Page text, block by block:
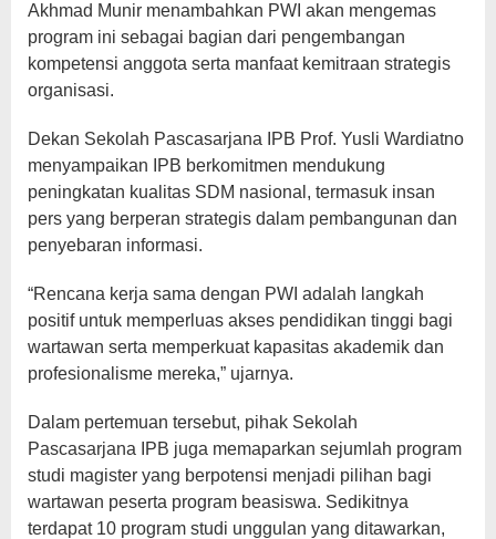
Akhmad Munir menambahkan PWI akan mengemas
program ini sebagai bagian dari pengembangan
kompetensi anggota serta manfaat kemitraan strategis
organisasi.
Dekan Sekolah Pascasarjana IPB Prof. Yusli Wardiatno
menyampaikan IPB berkomitmen mendukung
peningkatan kualitas SDM nasional, termasuk insan
pers yang berperan strategis dalam pembangunan dan
penyebaran informasi.
“Rencana kerja sama dengan PWI adalah langkah
positif untuk memperluas akses pendidikan tinggi bagi
wartawan serta memperkuat kapasitas akademik dan
profesionalisme mereka,” ujarnya.
Dalam pertemuan tersebut, pihak Sekolah
Pascasarjana IPB juga memaparkan sejumlah program
studi magister yang berpotensi menjadi pilihan bagi
wartawan peserta program beasiswa. Sedikitnya
terdapat 10 program studi unggulan yang ditawarkan,